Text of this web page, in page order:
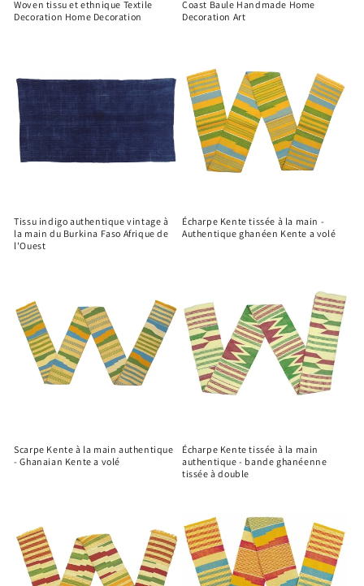
Woven tissu et ethnique Textile
Decoration Home Decoration
Coast Baule Handmade Home
Decoration Art
Tissu indigo authentique vintage à
la main du Burkina Faso Afrique de
l'Ouest
Écharpe Kente tissée à la main -
Authentique ghanéen Kente a volé
Scarpe Kente à la main authentique
- Ghanaian Kente a volé
Écharpe Kente tissée à la main
authentique - bande ghanéenne
tissée à double